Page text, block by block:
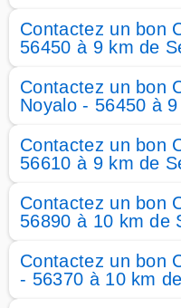
Contactez un bon
56450 à 9 km de
Contactez un bon
Noyalo - 56450 à
Contactez un bon
56610 à 9 km de
Contactez un bon
56890 à 10 km de
Contactez un bon
- 56370 à 10 km